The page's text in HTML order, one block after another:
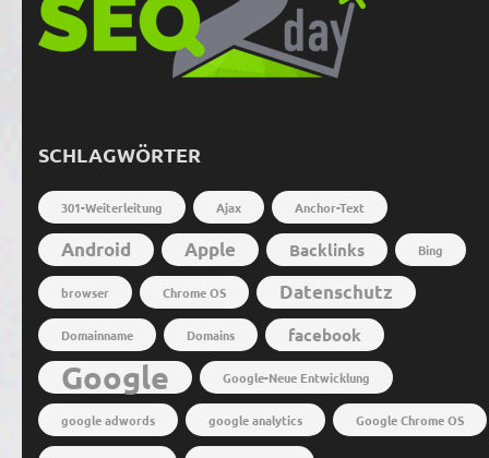
SCHLAGWÖRTER
301-Weiterleitung Ajax Anchor-Text
Android Apple Backlinks Bing
browser Chrome OS Datenschutz
Domainname Domains facebook
Google Google-Neue Entwicklung
google adwords google analytics Google Chrome OS